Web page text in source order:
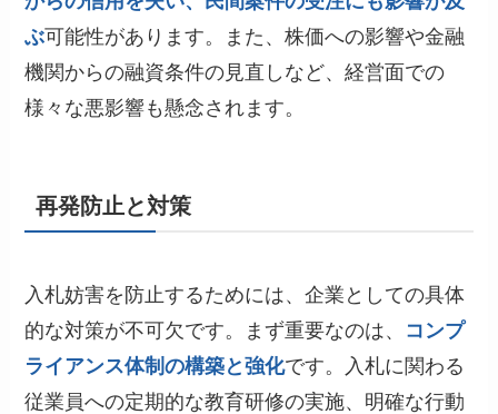
ぶ可能性があります。また、株価への影響や金融
機関からの融資条件の見直しなど、経営面での
様々な悪影響も懸念されます。
再発防止と対策
入札妨害を防止するためには、企業としての具体
的な対策が不可欠です。まず重要なのは、 コンプ
ライアンス体制の構築と強化です。入札に関わる
従業員への定期的な教育研修の実施、明確な行動